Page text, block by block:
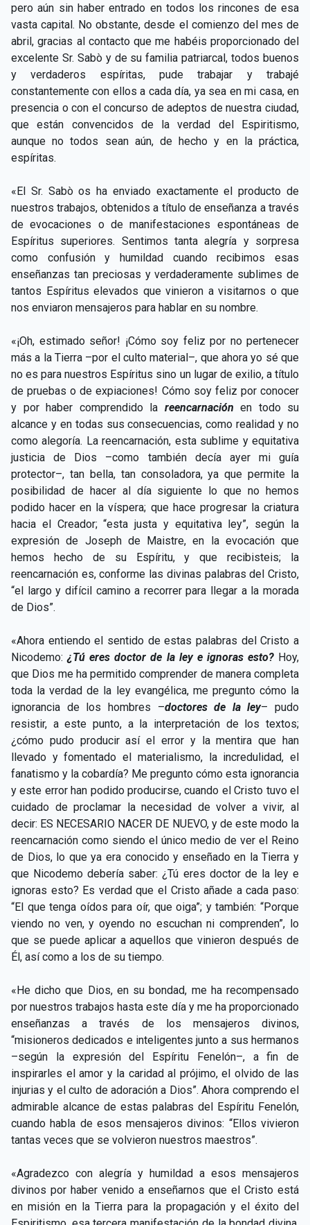
pero aún sin haber entrado en todos los rincones de esa
vasta capital. No obstante, desde el comienzo del mes de
abril, gracias al contacto que me habéis proporcionado del
excelente Sr. Sabò y de su familia patriarcal, todos buenos
y verdaderos espíritas, pude trabajar y trabajé
constantemente con ellos a cada día, ya sea en mi casa, en
presencia o con el concurso de adeptos de nuestra ciudad,
que están convencidos de la verdad del Espiritismo,
aunque no todos sean aún, de hecho y en la práctica,
espíritas.
«El Sr. Sabò os ha enviado exactamente el producto de
nuestros trabajos, obtenidos a título de enseñanza a través
de evocaciones o de manifestaciones espontáneas de
Espíritus superiores. Sentimos tanta alegría y sorpresa
como confusión y humildad cuando recibimos esas
enseñanzas tan preciosas y verdaderamente sublimes de
tantos Espíritus elevados que vinieron a visitarnos o que
nos enviaron mensajeros para hablar en su nombre.
«¡Oh, estimado señor! ¡Cómo soy feliz por no pertenecer
más a la Tierra –por el culto material–, que ahora yo sé que
no es para nuestros Espíritus sino un lugar de exilio, a título
de pruebas o de expiaciones! Cómo soy feliz por conocer
y por haber comprendido la reencarnación en todo su
alcance y en todas sus consecuencias, como realidad y no
como alegoría. La reencarnación, esta sublime y equitativa
justicia de Dios –como también decía ayer mi guía
protector–, tan bella, tan consoladora, ya que permite la
posibilidad de hacer al día siguiente lo que no hemos
podido hacer en la víspera; que hace progresar la criatura
hacia el Creador; “esta justa y equitativa ley”, según la
expresión de Joseph de Maistre, en la evocación que
hemos hecho de su Espíritu, y que recibisteis; la
reencarnación es, conforme las divinas palabras del Cristo,
“el largo y difícil camino a recorrer para llegar a la morada
de Dios”.
«Ahora entiendo el sentido de estas palabras del Cristo a
Nicodemo:¿Tú eres doctor de la ley e ignoras esto?Hoy,
que Dios me ha permitido comprender de manera completa
toda la verdad de la ley evangélica, me pregunto cómo la
ignorancia de los hombres –doctores de la ley– pudo
resistir, a este punto, a la interpretación de los textos;
¿cómo pudo producir así el error y la mentira que han
llevado y fomentado el materialismo, la incredulidad, el
fanatismo y la cobardía? Me pregunto cómo esta ignorancia
y este error han podido producirse, cuando el Cristo tuvo el
cuidado de proclamar la necesidad de volver a vivir, al
decir: ES NECESARIO NACER DE NUEVO, y de este modo la
reencarnación como siendo el único medio de ver el Reino
de Dios, lo que ya era conocido y enseñado en la Tierra y
que Nicodemo debería saber: ¿Tú eres doctor de la ley e
ignoras esto? Es verdad que el Cristo añade a cada paso:
“El que tenga oídos para oír, que oiga”; y también: “Porque
viendo no ven, y oyendo no escuchan ni comprenden”, lo
que se puede aplicar a aquellos que vinieron después de
Él, así como a los de su tiempo.
«He dicho que Dios, en su bondad, me ha recompensado
por nuestros trabajos hasta este día y me ha proporcionado
enseñanzas a través de los mensajeros divinos,
“misioneros dedicados e inteligentes junto a sus hermanos
–según la expresión del Espíritu Fenelón–, a fin de
inspirarles el amor y la caridad al prójimo, el olvido de las
injurias y el culto de adoración a Dios”. Ahora comprendo el
admirable alcance de estas palabras del Espíritu Fenelón,
cuando habla de esos mensajeros divinos: “Ellos vivieron
tantas veces que se volvieron nuestros maestros”.
«Agradezco con alegría y humildad a esos mensajeros
divinos por haber venido a enseñarnos que el Cristo está
en misión en la Tierra para la propagación y el éxito del